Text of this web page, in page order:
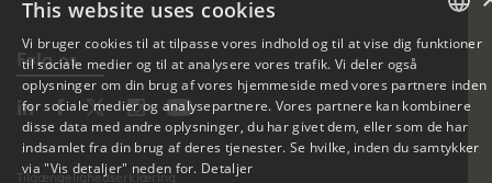
Følg os
Tilgængelighedserklæring
DANISH
This website uses cookies
Vi bruger cookies til at tilpasse vores indhold og til at vise dig funktioner
til sociale medier og til at analysere vores trafik. Vi deler også
oplysninger om din brug af vores hjemmeside med vores partnere inden
for sociale medier og analysepartnere. Vores partnere kan kombinere
disse data med andre oplysninger, du har givet dem, eller som de har
indsamlet fra din brug af deres tjenester. Se hvilke, inden du samtykker
via "Vis detaljer" neden for. Detaljer